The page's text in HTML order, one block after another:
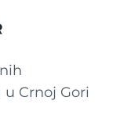
Crnoj Gori